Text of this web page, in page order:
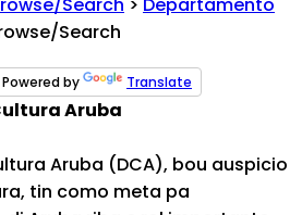
Search
Powered by Translate
Aruba
Aruba (DCA), bou auspicio
tin como meta pa